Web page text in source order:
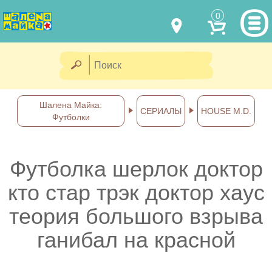
0
(067) 011 0404
shalena@mayka.dp.ua
Посмотреть на карте
Отправка по Украине каждый
день
НАШИ РАБОТЫ
КАК КУПИТЬ
ПОЛНАЯ ВЕРСИЯ САЙТА
Шалена Майка:
Футболки
СЕРИАЛЫ HOUSE M.D.
Футболка шерлок доктор
кто стар трэк доктор хаус
теория большого взрыва
ганибал на красной